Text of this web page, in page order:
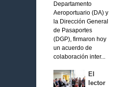
Departamento
Aeroportuario (DA) y
la Dirección General
de Pasaportes
(DGP), firmaron hoy
un acuerdo de
colaboración inter...
El
lector